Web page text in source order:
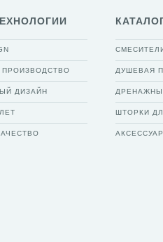
ДИЗАЙН
ДУШЕВАЯ
ШТОРКИ